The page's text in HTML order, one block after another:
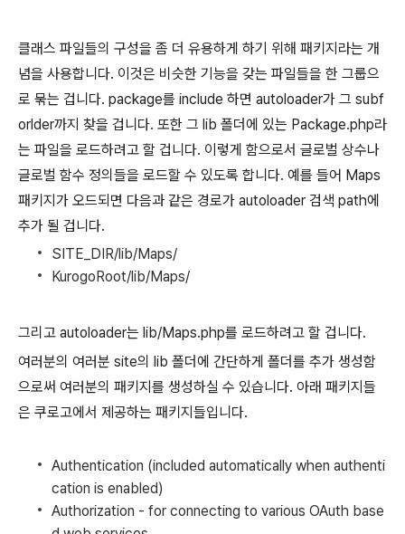
클래스 파일들의 구성을 좀 더 유용하게 하기 위해 패키지라는 개
념을 사용합니다. 이것은 비슷한 기능을 갖는 파일들을 한 그룹으
로 묶는 겁니다. package를 include 하면 autoloader가 그 subf
orlder까지 찾을 겁니다. 또한 그 lib 폴더에 있는 Package.php라
는 파일을 로드하려고 할 겁니다. 이렇게 함으로서 글로벌 상수나
글로벌 함수 정의들을 로드할 수 있도록 합니다. 예를 들어 Maps
패키지가 오드되면 다음과 같은 경로가 autoloader 검색 path에
추가 될 겁니다.
SITE_DIR/lib/Maps/
KurogoRoot/lib/Maps/
그리고 autoloader는 lib/Maps.php를 로드하려고 할 겁니다.
여러분의 여러분 site의 lib 폴더에 간단하게 폴더를 추가 생성함
으로써 여러분의 패키지를 생성하실 수 있습니다. 아래 패키지들
은 쿠로고에서 제공하는 패키지들입니다.
Authentication (included automatically when authenti
cation is enabled)
Authorization - for connecting to various OAuth base